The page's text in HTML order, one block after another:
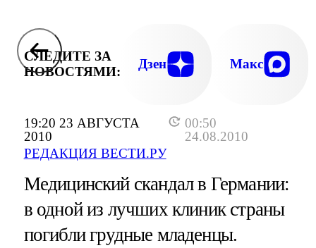
19:20 23 АВГУСТА
2010
00:50
24.08.2010
РЕДАКЦИЯ ВЕСТИ.РУ
СЛЕДИТЕ ЗА
НОВОСТЯМИ:
Дзен Макс
Медицинский скандал в Германии:
в одной из лучших клиник страны
погибли грудные младенцы.